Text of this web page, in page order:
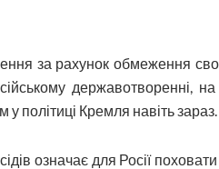
за рахунок обмеження
державотворенні,
політиці Кремля навіть зараз.
означає для Росії